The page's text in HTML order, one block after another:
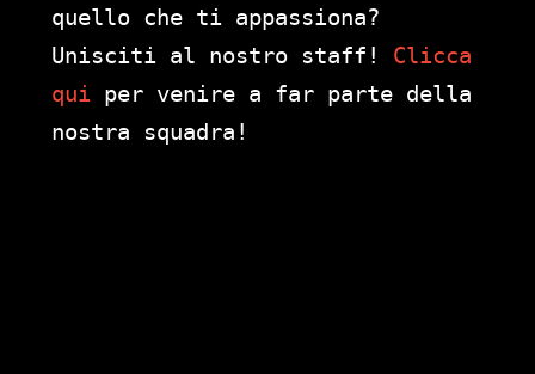
quello che ti appassiona?
Unisciti al nostro staff! Clicca
qui per venire a far parte della
nostra squadra!